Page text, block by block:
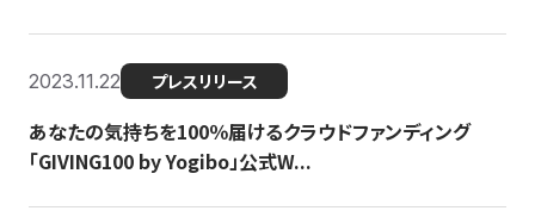
2023.11.22 プレスリリース
あなたの気持ちを100％届けるクラウドファンディング
「GIVING100 by Yogibo」公式W...